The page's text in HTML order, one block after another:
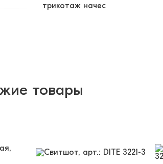
трикотаж начес
товары